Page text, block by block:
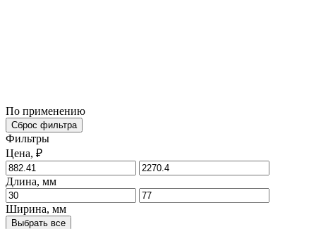
По применению
Сброс фильтра
Фильтры
Цена, ₽
Длина, мм
Ширина, мм
Выбрать все